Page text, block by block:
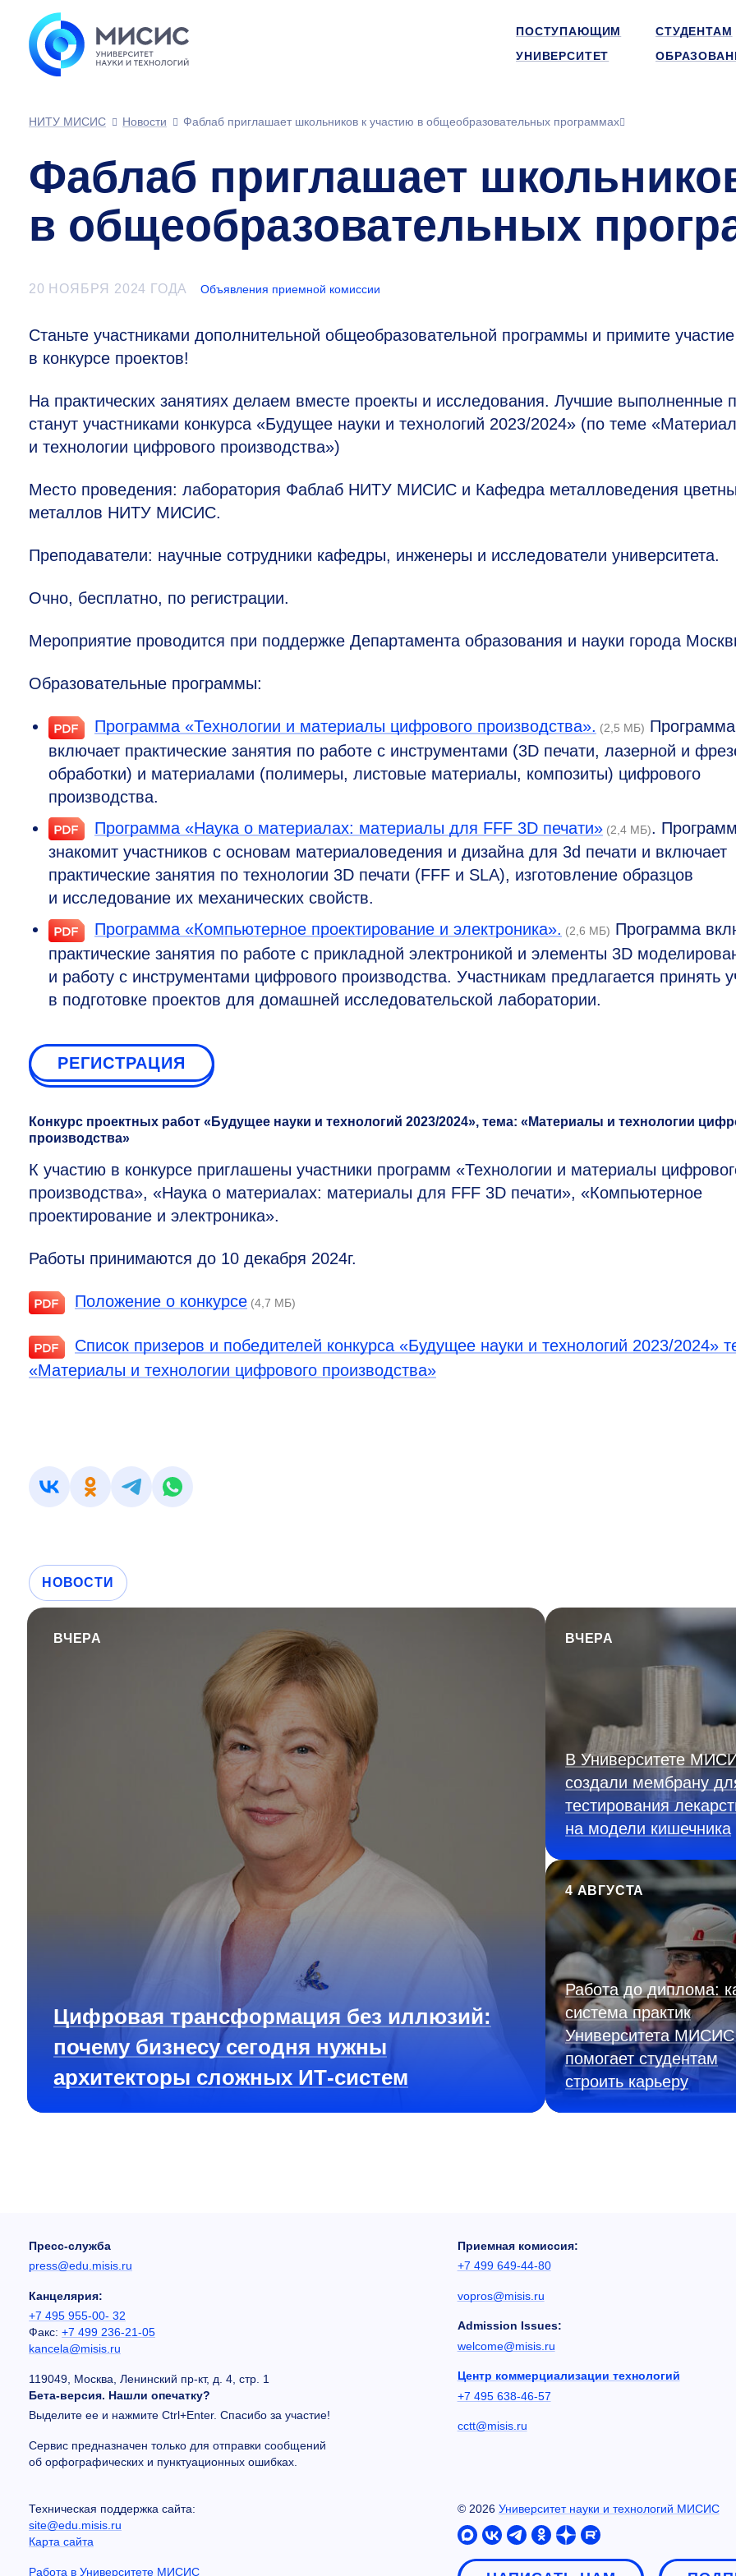
ПОСТУПАЮЩИМ СТУДЕНТАМ
УНИВЕРСИТЕТ
НИТУ МИСИС
Новости Фаблаб приглашает школьников к участию в общеобразовательных программах
Фаблаб приглашает
в общеобразовательных
20 НОЯБРЯ 2024 ГОДА Объявления приемной комиссии
Станьте участниками дополнительной общеобразовательной программы и примите участие
в конкурсе проектов!
На практических занятиях делаем вместе проекты и исследования. Лучшие выполненные
станут участниками конкурса «Будущее науки и технологий 2023/2024» (по теме
и технологии цифрового производства»)
Место проведения: лаборатория Фаблаб НИТУ МИСИС и Кафедра металловедения
металлов НИТУ МИСИС.
Преподаватели: научные сотрудники кафедры, инженеры и исследователи университета.
Очно, бесплатно, по регистрации.
Мероприятие проводится при поддержке Департамента образования и науки города
Образовательные программы:
Программа «Технологии и материалы цифрового производства». (2,5 МБ) Программа
включает практические занятия по работе с инструментами (3D печати, лазерной и
обработки) и материалами (полимеры, листовые материалы, композиты) цифрового
производства.
Программа «Наука о материалах: материалы для FFF 3D печати» (2,4 МБ).
знакомит участников с основам материаловедения и дизайна для 3d печати и включает
практические занятия по технологии 3D печати (FFF и SLA), изготовление образцов
и исследование их механических свойств.
Программа «Компьютерное проектирование и электроника». (2,6 МБ) Программа
практические занятия по работе с прикладной электроникой и элементы 3D
и работу с инструментами цифрового производства. Участникам предлагается принять
в подготовке проектов для домашней исследовательской лаборатории.
РЕГИСТРАЦИЯ
Конкурс проектных работ «Будущее науки и технологий 2023/2024», тема: «Материалы и технологии
производства»
К участию в конкурсе приглашены участники программ «Технологии и материалы
производства», «Наука о материалах: материалы для FFF 3D печати», «Компьютерное
проектирование и электроника».
Работы принимаются до 10 декабря 2024г.
Положение о конкурсе (4,7 МБ)
Список призеров и победителей конкурса «Будущее науки и технологий 2023/2024»
«Материалы и технологии цифрового производства»
НОВОСТИ
ВЧЕРА
Цифровая трансформация без иллюзий:
почему бизнесу сегодня нужны
архитекторы сложных ИТ-систем
ВЧЕРА
В Университете
создали мембрану
тестирования
на модели кишечника
4 АВГУСТА
Работа до диплома:
система практик
Университета МИСИС
помогает студентам
строить карьеру
Пресс-служба
press@edu.misis.ru
Канцелярия:
+7 495 955-00- 32
Факс: +7 499 236-21-05
kancela@misis.ru
119049, Москва, Ленинский пр-кт, д. 4, стр. 1
Бета-версия. Нашли опечатку?
Выделите ее и нажмите Ctrl+Enter. Спасибо за участие!
Сервис предназначен только для отправки сообщений
об орфографических и пунктуационных ошибках.
Приемная комиссия:
+7 499 649-44-80
vopros@misis.ru
Admission Issues:
welcome@misis.ru
Центр коммерциализации технологий
+7 495 638-46-57
cctt@misis.ru
Техническая поддержка сайта:
site@edu.misis.ru
Карта сайта
Работа в Университете МИСИС
© 2026 Университет науки и технологий МИСИС